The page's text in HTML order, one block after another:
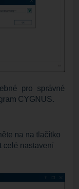
pro správné
CYGNUS.
na na tlačítko
celé nastavení